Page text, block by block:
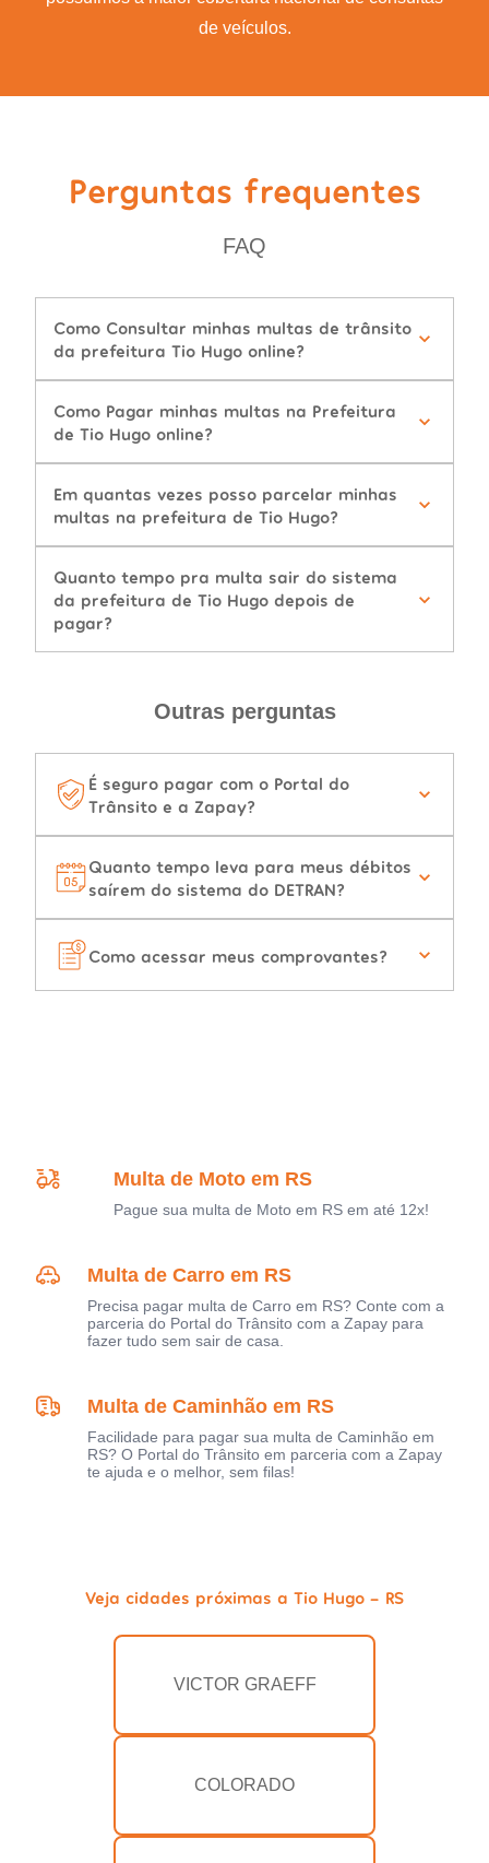
de veículos.
Perguntas frequentes
FAQ
Como Consultar minhas multas de trânsito
da prefeitura Tio Hugo online?
Como Pagar minhas multas na Prefeitura
de Tio Hugo online?
Em quantas vezes posso parcelar minhas
multas na prefeitura de Tio Hugo?
Quanto tempo pra multa sair do sistema
da prefeitura de Tio Hugo depois de
pagar?
Outras perguntas
É seguro pagar com o Portal do
Trânsito e a Zapay?
Quanto tempo leva para meus débitos
saírem do sistema do DETRAN?
Como acessar meus comprovantes?
Multa de Moto em RS
Pague sua multa de Moto em RS em até 12x!
Multa de Carro em RS
Precisa pagar multa de Carro em RS? Conte com a
parceria do Portal do Trânsito com a Zapay para
fazer tudo sem sair de casa.
Multa de Caminhão em RS
Facilidade para pagar sua multa de Caminhão em
RS? O Portal do Trânsito em parceria com a Zapay
te ajuda e o melhor, sem filas!
Veja cidades próximas a Tio Hugo - RS
VICTOR GRAEFF
COLORADO